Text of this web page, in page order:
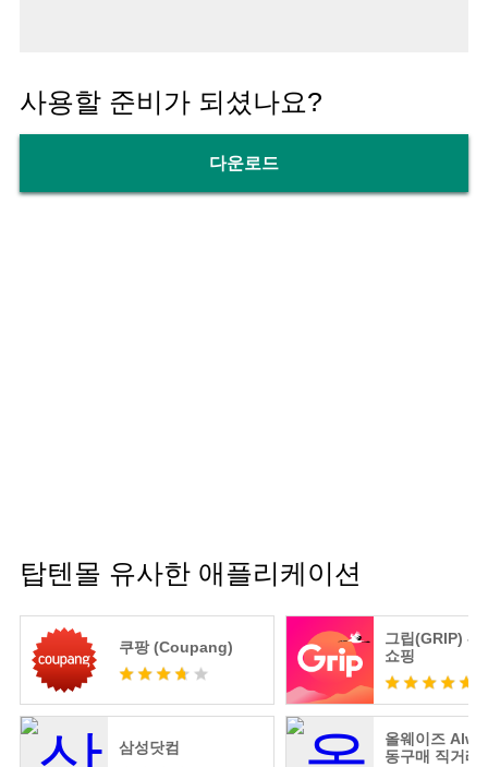
사용할 준비가 되셨나요?
다운로드
탑텐몰 유사한 애플리케이션
쿠팡 (Coupang)
그립(GRIP) -
쇼핑
삼성닷컴
올웨이즈
동구매 직거래